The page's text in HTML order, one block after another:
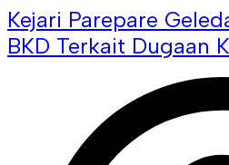
Kejari Parepare
BKD Terkait Dugaan